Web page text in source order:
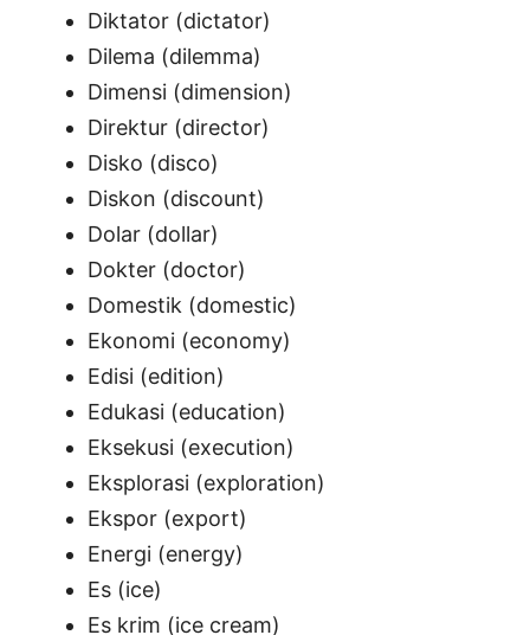
Diktator (dictator)
Dilema (dilemma)
Dimensi (dimension)
Direktur (director)
Disko (disco)
Diskon (discount)
Dolar (dollar)
Dokter (doctor)
Domestik (domestic)
Ekonomi (economy)
Edisi (edition)
Edukasi (education)
Eksekusi (execution)
Eksplorasi (exploration)
Ekspor (export)
Energi (energy)
Es (ice)
Es krim (ice cream)